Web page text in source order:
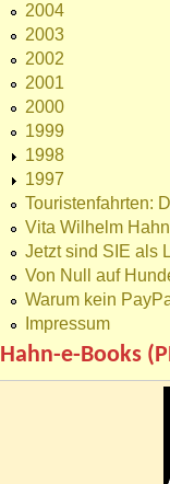
2004
2003
2002
2001
2000
1999
1998
1997
Touristenfahrten:
Vita Wilhelm
Jetzt sind SIE als
Von Null auf
Warum kein
Impressum
Hahn-e-Books